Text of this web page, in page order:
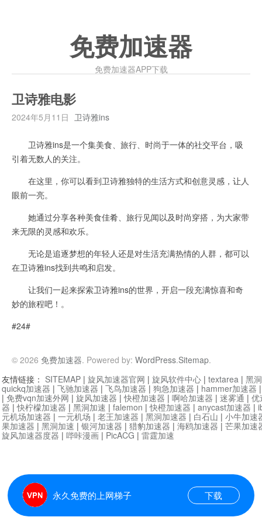
免费加速器
免费加速器APP下载
卫诗雅电影
2024年5月11日 卫诗雅ins
卫诗雅ins是一个集美食、旅行、时尚于一体的社交平台，吸
引着无数人的关注。
在这里，你可以看到卫诗雅独特的生活方式和创意灵感，让人
眼前一亮。
她通过分享各种美食佳肴、旅行见闻以及时尚穿搭，为大家带
来无限的灵感和欢乐。
无论是追逐梦想的年轻人还是对生活充满热情的人群，都可以
在卫诗雅ins找到共鸣和启发。
让我们一起来探索卫诗雅ins的世界，开启一段充满惊喜和奇
妙的旅程吧！。
#24#
© 2026 免费加速器. Powered by: WordPress.Sitemap.
永久免费的上网梯子 下载
友情链接： SITEMAP | 旋风加速器官网 | 旋风软件中心 | textarea | 黑
quickq加速器 | 飞驰加速器 | 飞鸟加速器 | 狗急加速器 | hammer加速器
| 免费vqn加速外网 | 旋风加速器 |快橙加速器 | 啊哈加速器 | 迷雾通 | 优
器 |快柠檬加速器 | 黑洞加速 | falemon |快橙加速器 | anycast加速器 |
元机场加速器 | 一元机场 | 老王加速器 | 黑洞加速器 | 白石山 | 小牛加速
果加速器 | 黑洞加速 | 银河加速器 | 猎豹加速器 | 海鸥加速器 | 芒果加速
旋风加速器度器 | 哔咔漫画 | PicACG | 雷霆加速